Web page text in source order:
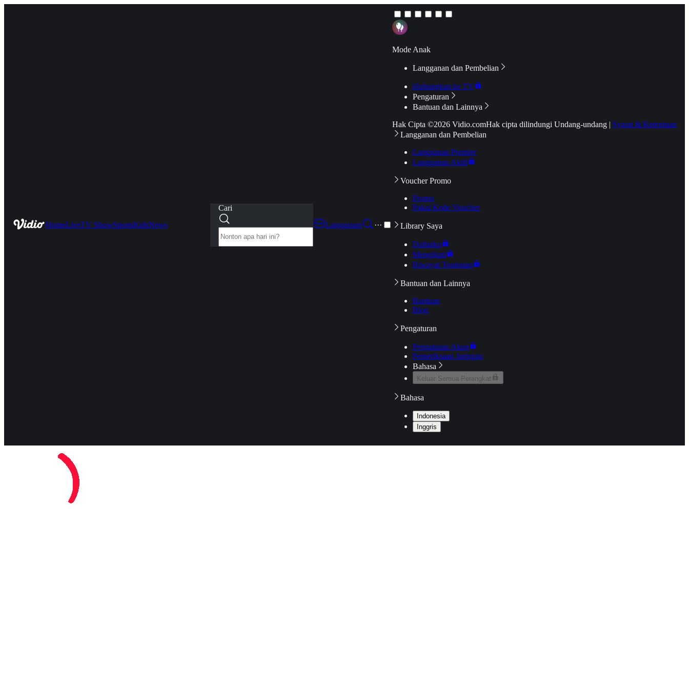
HomeLiveTV ShowSportsKidsNews
Cari
Langganan
···
Mode Anak
Langganan dan Pembelian
Hubungkan ke TV
Pengaturan
Bantuan dan Lainnya
Hak Cipta ©2026 Vidio.comHak cipta dilindungi Undang-undang | Syarat & Ketentuan
Langganan dan Pembelian
Langganan Premier
Langganan Aktif
Voucher Promo
Promo
Pakai Kode Voucher
Library Saya
Daftarku
Mengikuti
Riwayat Tontonan
Bantuan dan Lainnya
Bantuan
Blog
Pengaturan
Pengaturan Akun
Pemeriksaan Jaringan
Bahasa
Keluar Semua Perangkat
Bahasa
Indonesia
Inggris